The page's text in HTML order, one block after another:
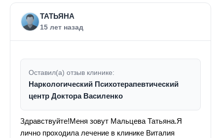
ТАТЬЯНА
15 лет назад
Оставил(а) отзыв клинике:
Наркологический Психотерапевтический
центр Доктора Василенко
Здравствуйте!Меня зовут Мальцева Татьяна.Я
лично проходила лечение в клинике Виталия